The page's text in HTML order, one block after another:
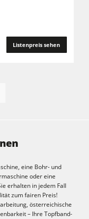
Listenpreis sehen
eine Bohr- und
oder eine
erhalten in jedem Fall
zum fairen Preis!
österreichische
– Ihre Topfband-